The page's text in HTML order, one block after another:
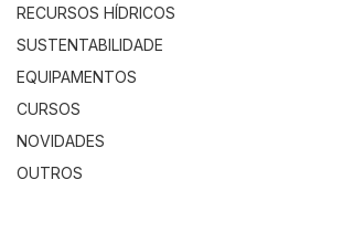
RECURSOS HÍDRICOS
SUSTENTABILIDADE
EQUIPAMENTOS
CURSOS
NOVIDADES
OUTROS